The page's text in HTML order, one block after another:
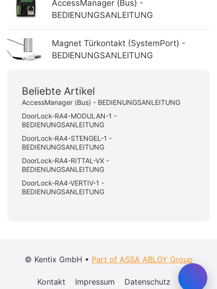
AccessManager (Bus) -
BEDIENUNGSANLEITUNG
Magnet Türkontakt (SystemPort) -
BEDIENUNGSANLEITUNG
Beliebte Artikel
AccessManager (Bus) - BEDIENUNGSANLEITUNG
DoorLock-RA4-MODULAN-1 -
BEDIENUNGSANLEITUNG
DoorLock-RA4-STENGEL-1 -
BEDIENUNGSANLEITUNG
DoorLock-RA4-RITTAL-VX -
BEDIENUNGSANLEITUNG
DoorLock-RA4-VERTIV-1 -
BEDIENUNGSANLEITUNG
© Kentix GmbH • Part of ASSA ABLOY Group
Kontakt Impressum Datenschutz